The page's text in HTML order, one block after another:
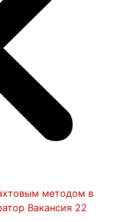
методом в
Вакансия 22